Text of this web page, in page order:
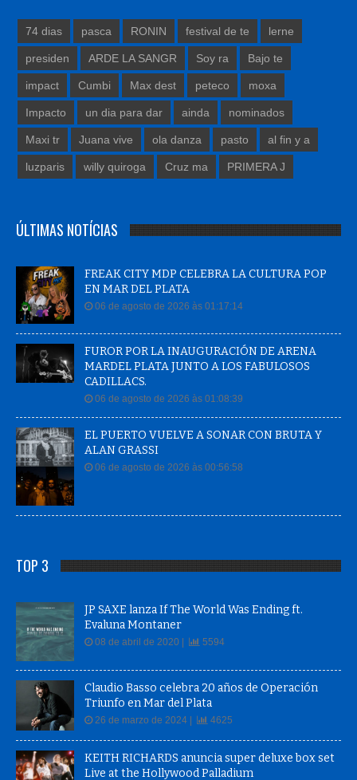
74 dias pasca RONIN festival de te lerne
presiden ARDE LA SANGR Soy ra Bajo te
impact Cumbi Max dest peteco moxa
Impacto un dia para dar ainda nominados
Maxi tr Juana vive ola danza pasto al fin y a
luzparis willy quiroga Cruz ma PRIMERA J
ÚLTIMAS NOTÍCIAS
FREAK CITY MDP CELEBRA LA CULTURA POP
EN MAR DEL PLATA
06 de agosto de 2026 às 01:17:14
FUROR POR LA INAUGURACIÓN DE ARENA
MARDEL PLATA JUNTO A LOS FABULOSOS
CADILLACS.
06 de agosto de 2026 às 01:08:39
EL PUERTO VUELVE A SONAR CON BRUTA Y
ALAN GRASSI
06 de agosto de 2026 às 00:56:58
TOP 3
JP SAXE lanza If The World Was Ending ft.
Evaluna Montaner
08 de abril de 2020 | 5594
Claudio Basso celebra 20 años de Operación
Triunfo en Mar del Plata
26 de marzo de 2024 | 4625
KEITH RICHARDS anuncia super deluxe box set
Live at the Hollywood Palladium